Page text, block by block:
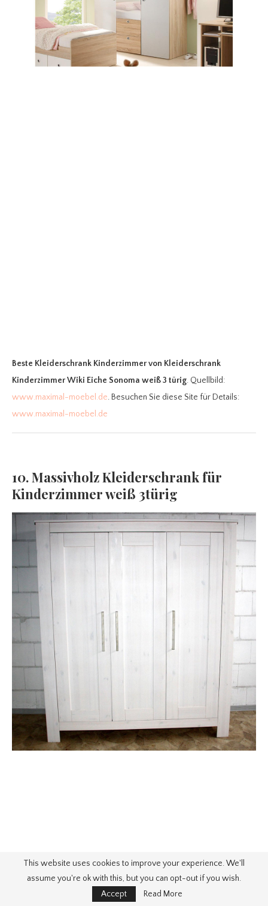
Beste Kleiderschrank Kinderzimmervon Kleiderschrank
Kinderzimmer Wiki Eiche Sonoma weiß 3 türig. Quellbild:
www.maximal-moebel.de. Besuchen Sie diese Site für Details:
www.maximal-moebel.de
10. Massivholz Kleiderschrank für
Kinderzimmer weiß 3türig
This website uses cookies to improve your experience. We'll
assume you're ok with this, but you can opt-out if you wish.
Accept
Read More